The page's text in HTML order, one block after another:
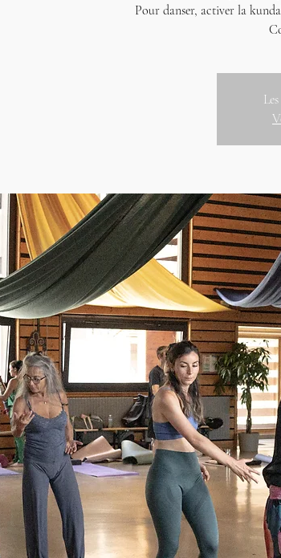
Pour danser, activer la